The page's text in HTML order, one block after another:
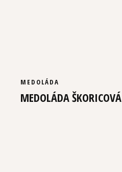
MEDOLÁDA
MEDOLÁDA ŠKORICOVÁ